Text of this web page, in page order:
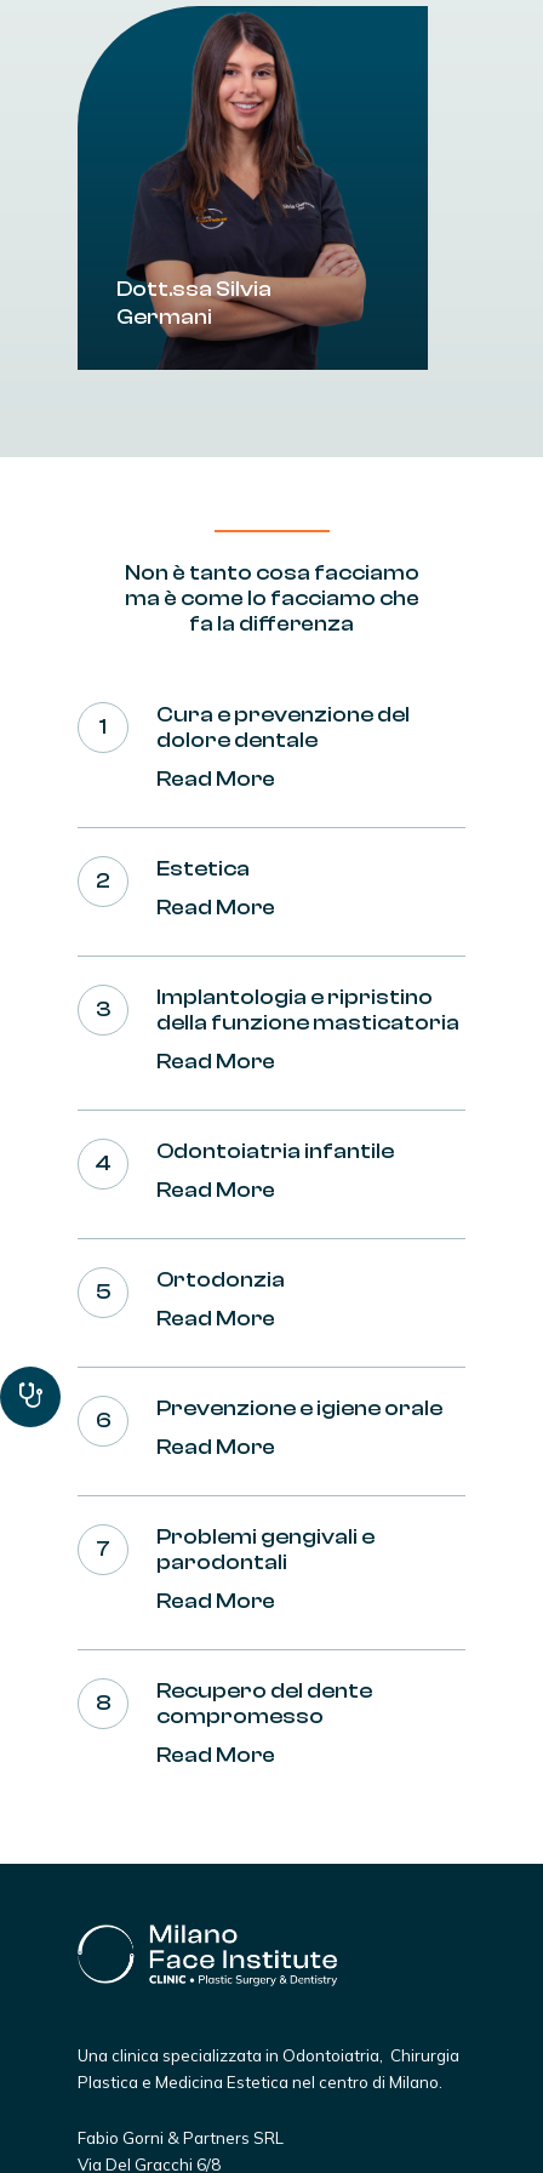
Dott.ssaSilvia
Germani
Non è tanto cosa facciamo
ma è come lo facciamo che
fa la differenza
Cura e prevenzione del
dolore dentale
Read More
Estetica
Read More
Implantologia e ripristino
della funzione masticatoria
Read More
Odontoiatria infantile
Read More
Ortodonzia
Read More
Prevenzione e igiene orale
Read More
Problemi gengivali e
parodontali
Read More
Recupero del dente
compromesso
Read More
Una clinica specializzata in Odontoiatria, Chirurgia
Plastica e Medicina Estetica nel centro di Milano.
Fabio Gorni & Partners SRL
Via Del Gracchi 6/8